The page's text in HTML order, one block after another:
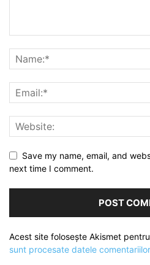
Save my name, email, and
next time I comment.
Acest site folosește Akismet
sunt procesate datele